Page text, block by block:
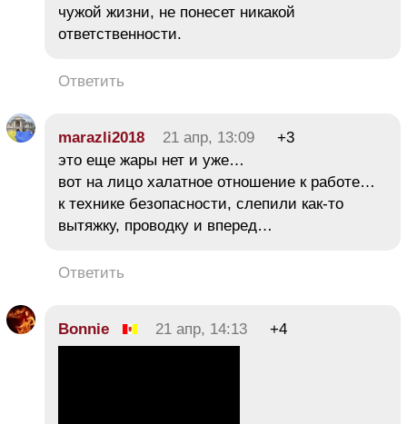
чужой жизни, не понесет никакой
ответственности.
Ответить
marazli2018 21 апр, 13:09
+3
это еще жары нет и уже…
вот на лицо халатное отношение к работе…
к технике безопасности, слепили как-то
вытяжку, проводку и вперед…
Ответить
Bonnie 21 апр, 14:13 +4